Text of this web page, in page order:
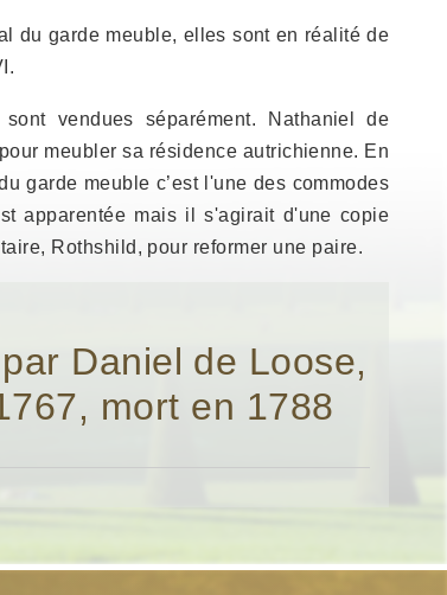
du garde meuble, elles sont en réalité de
vendues séparément. Nathaniel de
meubler sa résidence autrichienne. En
garde meuble c’est l'une des commodes
apparentée mais il s'agirait d'une copie
Rothshild, pour reformer une paire.
Daniel de Loose,
mort en 1788